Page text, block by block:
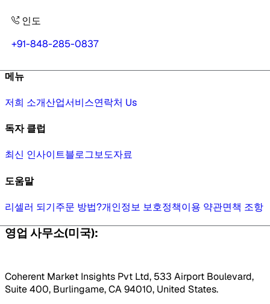
인도
+91-848-285-0837
메뉴
저희 소개산업서비스연락처 Us
독자 클럽
최신 인사이트블로그보도자료
도움말
리셀러 되기주문 방법?개인정보 보호정책이용 약관면책 조항
영업 사무소(미국):
Coherent Market Insights Pvt Ltd, 533 Airport Boulevard,
Suite 400, Burlingame, CA 94010, United States.